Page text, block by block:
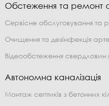
Обстеження та ремонт
Сервісне обслуговування та
Очищення та дезінфекція
Відеообстеження свердловин
Автономна каналізація
Монтаж септиків з бетонних